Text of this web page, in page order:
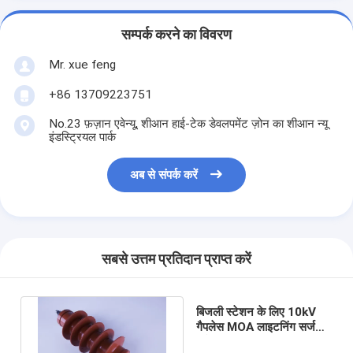
सम्पर्क करने का विवरण
Mr. xue feng
+86 13709223751
No.23 फ़ज़ान एवेन्यू, शीआन हाई-टेक डेवलपमेंट ज़ोन का शीआन न्यू
इंडस्ट्रियल पार्क
अब से संपर्क करें
सबसे उत्तम प्रतिदान प्राप्त करें
बिजली स्टेशन के लिए 10kV
गैपलेस MOA लाइटनिंग सर्ज